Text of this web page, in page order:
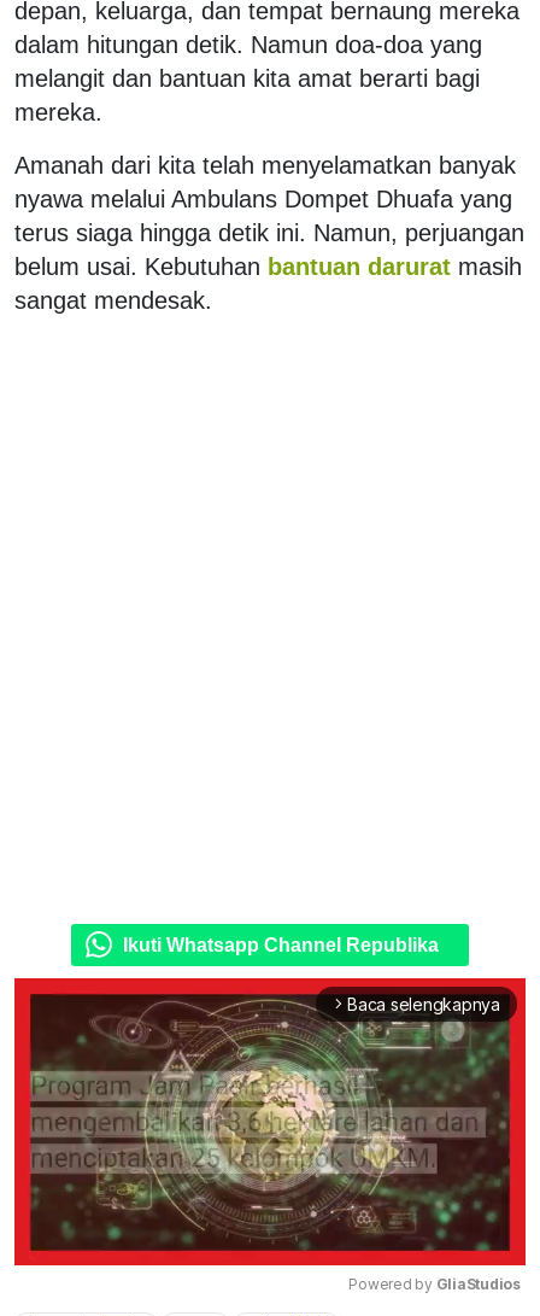
depan, keluarga, dan tempat bernaung mereka
dalam hitungan detik. Namun doa-doa yang
melangit dan bantuan kita amat berarti bagi
mereka.
Amanah dari kita telah menyelamatkan banyak
nyawa melalui Ambulans Dompet Dhuafa yang
terus siaga hingga detik ini. Namun, perjuangan
belum usai. Kebutuhan bantuan darurat masih
sangat mendesak.
Ikuti Whatsapp Channel Republika
arrow_forward_ios Baca selengkapnya
Powered by GliaStudios